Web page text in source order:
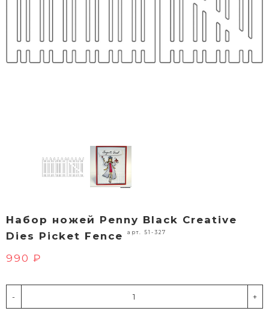
Набор ножей Penny Black Creative
Dies Picket Fence
арт. 51-327
990 ₽
- +